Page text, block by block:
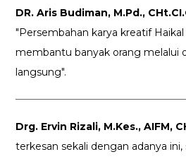
DR. Aris Budiman, M.Pd.,
"Persembahan karya kreatif
membantu banyak orang melalui
langsung".
Drg. Ervin Rizali, M.Kes., AIFM,
terkesan sekali dengan adanya